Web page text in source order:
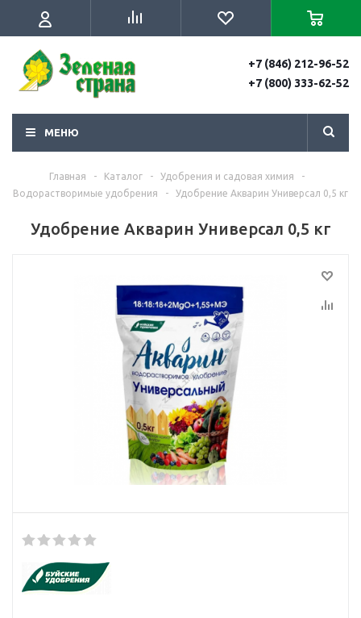
+7 (846) 212-96-52
+7 (800) 333-62-52
МЕНЮ
Главная - Каталог - Удобрения и садовая химия
-
Водорастворимые удобрения
- Удобрение Акварин Универсал 0,5 кг
Удобрение Акварин Универсал 0,5 кг